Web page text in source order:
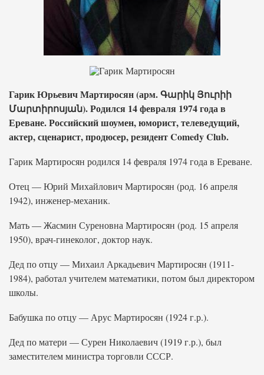
Гарик Юрьевич Мартиросян (арм. Գարիկ Յուրիի
Մարտիրոսյան). Родился 14 февраля 1974 года в
Ереване. Российский шоумен, юморист, телеведущий,
актер, сценарист, продюсер, резидент Comedy Club.
Гарик Мартиросян родился 14 февраля 1974 года в Ереване.
Отец — Юрий Михайлович Мартиросян (род. 16 апреля
1942), инженер-механик.
Мать — Жасмин Суреновна Мартиросян (род. 15 апреля
1950), врач-гинеколог, доктор наук.
Дед по отцу — Михаил Аркадьевич Мартиросян (1911-
1984), работал учителем математики, потом был директором
школы.
Бабушка по отцу — Арус Мартиросян (1924 г.р.).
Дед по матери — Сурен Николаевич (1919 г.р.), был
заместителем министра торговли СССР.